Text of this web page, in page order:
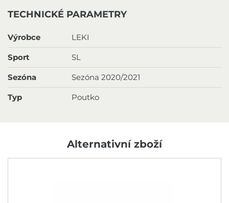
TECHNICKÉ PARAMETRY
Výrobce LEKI
Sport SL
Sezóna Sezóna 2020/2021
Typ Poutko
Alternativní zboží